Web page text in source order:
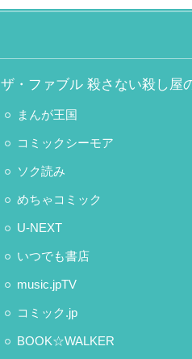
ザ・ファブル 殺さない殺し屋
まんが王国
コミックシーモア
ソク読み
めちゃコミック
U-NEXT
いつでも書店
music.jpTV
コミック.jp
BOOK☆WALKER